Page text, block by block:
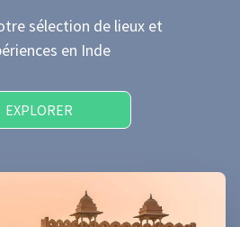
sélection de lieux et
en Inde
EXPLORER